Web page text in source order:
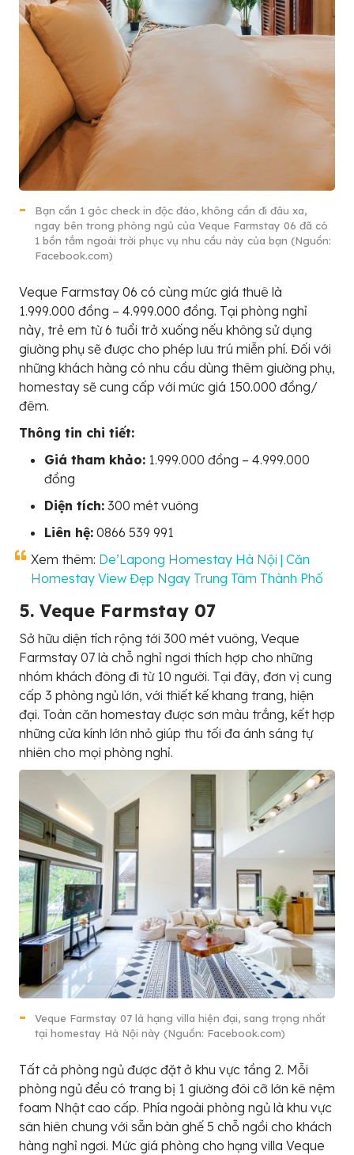
Bạn cần 1 góc check in độc đáo, không cần đi đâu xa,
ngay bên trong phòng ngủ của Veque Farmstay 06 đã có
1 bồn tắm ngoài trời phục vụ nhu cầu này của bạn (Nguồn:
Facebook.com)
Veque Farmstay 06 có cùng mức giá thuê là
1.999.000 đồng – 4.999.000 đồng. Tại phòng nghỉ
này, trẻ em từ 6 tuổi trở xuống nếu không sử dụng
giường phụ sẽ được cho phép lưu trú miễn phí. Đối với
những khách hàng có nhu cầu dùng thêm giường phụ,
homestay sẽ cung cấp với mức giá 150.000 đồng/
đêm.
Thông tin chi tiết:
Giá tham khảo: 1.999.000 đồng – 4.999.000
đồng
Diện tích: 300 mét vuông
Liên hệ: 0866 539 991
Xem thêm: De’Lapong Homestay Hà Nội | Căn
Homestay View Đẹp Ngay Trung Tâm Thành Phố
5. Veque Farmstay 07
Sở hữu diện tích rộng tới 300 mét vuông, Veque
Farmstay 07 là chỗ nghỉ ngơi thích hợp cho những
nhóm khách đông đi từ 10 người. Tại đây, đơn vị cung
cấp 3 phòng ngủ lớn, với thiết kế khang trang, hiện
đại. Toàn căn homestay được sơn màu trắng, kết hợp
những cửa kính lớn nhỏ giúp thu tối đa ánh sáng tự
nhiên cho mọi phòng nghỉ.
Veque Farmstay 07 là hạng villa hiện đại, sang trọng nhất
tại homestay Hà Nội này (Nguồn: Facebook.com)
Tất cả phòng ngủ được đặt ở khu vực tầng 2. Mỗi
phòng ngủ đều có trang bị 1 giường đôi cỡ lớn kê nệm
foam Nhật cao cấp. Phía ngoài phòng ngủ là khu vực
sân hiên chung với sẵn bàn ghế 5 chỗ ngồi cho khách
hàng nghỉ ngơi. Mức giá phòng cho hạng villa Veque